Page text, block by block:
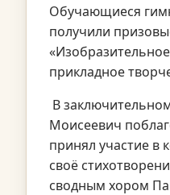
Обучающиеся
получили
прикладное
В
Моисеевич
принял участие в
своё
сводным хором